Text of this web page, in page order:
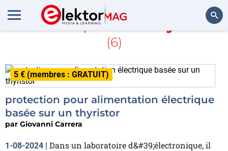
En savoir plus sur Thyristor
(6)
5 € (membres : GRATUIT)
protection pour alimentation électrique
basée sur un thyristor
par Giovanni Carrera
1-08-2024 | Dans un laboratoire d&#39;électronique, il